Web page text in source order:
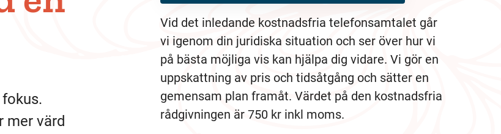
mer värd
Vid det inledande kostnadsfria telefonsamtalet går
vi igenom din juridiska situation och ser över hur vi
på bästa möjliga vis kan hjälpa dig vidare. Vi gör en
uppskattning av pris och tidsåtgång och sätter en
gemensam plan framåt. Värdet på den kostnadsfria
rådgivningen är 750 kr inkl moms.